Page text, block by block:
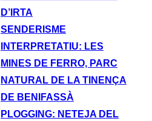
D’IRTA
SENDERISME
INTERPRETATIU: LES
MINES DE FERRO, PARC
NATURAL DE LA TINENÇA
DE BENIFASSÀ
PLOGGING: NETEJA DEL